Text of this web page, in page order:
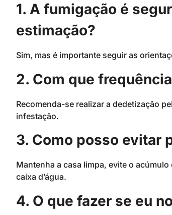
1. A fumigação é
estimação?
Sim, mas é importante seguir as
2. Com que
Recomenda-se realizar a dedetização
infestação.
3. Como posso evitar
Mantenha a casa limpa, evite o
caixa d’água.
4. O que fazer se eu